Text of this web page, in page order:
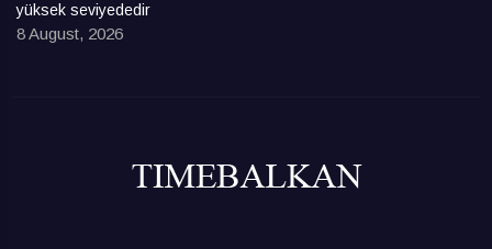
yüksek seviyededir
8 August, 2026